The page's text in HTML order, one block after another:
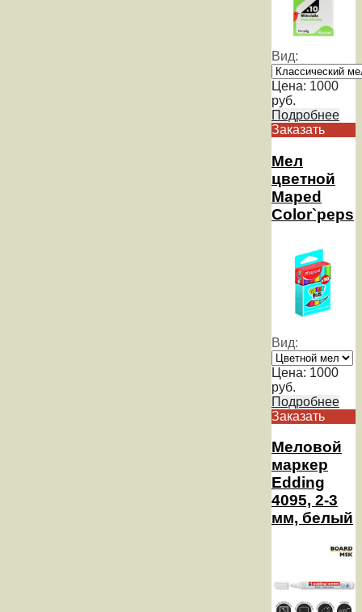
Вид:
Цена: 1000
руб.
Подробнее
Заказать
Мел
цветной
Maped
Color`peps
Вид:
Цена: 1000
руб.
Подробнее
Заказать
Меловой
маркер
Edding
4095, 2-3
мм, белый